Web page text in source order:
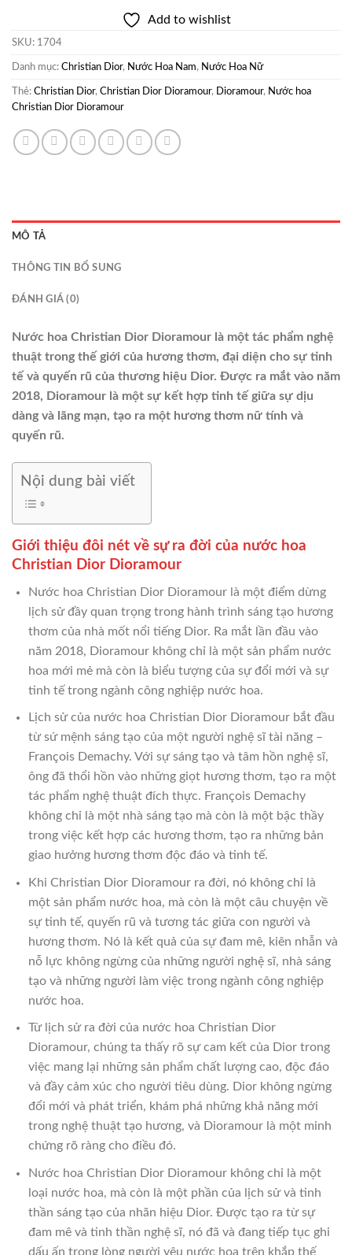
Add to wishlist
SKU: 1704
Danh mục: Christian Dior, Nước Hoa Nam, Nước Hoa Nữ
Thẻ: Christian Dior, Christian Dior Dioramour, Dioramour, Nước hoa
Christian Dior Dioramour
MÔ TẢ
THÔNG TIN BỔ SUNG
ĐÁNH GIÁ (0)
Nước hoa Christian Dior Dioramour là một tác phẩm nghệ
thuật trong thế giới của hương thơm, đại diện cho sự tinh
tế và quyến rũ của thương hiệu Dior. Được ra mắt vào năm
2018, Dioramour là một sự kết hợp tinh tế giữa sự dịu
dàng và lãng mạn, tạo ra một hương thơm nữ tính và
quyến rũ.
Nội dung bài viết
Giới thiệu đôi nét về sự ra đời của nước hoa
Christian Dior Dioramour
Nước hoa Christian Dior Dioramour là một điểm dừng
lịch sử đầy quan trọng trong hành trình sáng tạo hương
thơm của nhà mốt nổi tiếng Dior. Ra mắt lần đầu vào
năm 2018, Dioramour không chỉ là một sản phẩm nước
hoa mới mẻ mà còn là biểu tượng của sự đổi mới và sự
tinh tế trong ngành công nghiệp nước hoa.
Lịch sử của nước hoa Christian Dior Dioramour bắt đầu
từ sứ mệnh sáng tạo của một người nghệ sĩ tài năng –
François Demachy. Với sự sáng tạo và tâm hồn nghệ sĩ,
ông đã thổi hồn vào những giọt hương thơm, tạo ra một
tác phẩm nghệ thuật đích thực. François Demachy
không chỉ là một nhà sáng tạo mà còn là một bậc thầy
trong việc kết hợp các hương thơm, tạo ra những bản
giao hưởng hương thơm độc đáo và tinh tế.
Khi Christian Dior Dioramour ra đời, nó không chỉ là
một sản phẩm nước hoa, mà còn là một câu chuyện về
sự tinh tế, quyến rũ và tương tác giữa con người và
hương thơm. Nó là kết quả của sự đam mê, kiên nhẫn và
nỗ lực không ngừng của những người nghệ sĩ, nhà sáng
tạo và những người làm việc trong ngành công nghiệp
nước hoa.
Từ lịch sử ra đời của nước hoa Christian Dior
Dioramour, chúng ta thấy rõ sự cam kết của Dior trong
việc mang lại những sản phẩm chất lượng cao, độc đáo
và đầy cảm xúc cho người tiêu dùng. Dior không ngừng
đổi mới và phát triển, khám phá những khả năng mới
trong nghệ thuật tạo hương, và Dioramour là một minh
chứng rõ ràng cho điều đó.
Nước hoa Christian Dior Dioramour không chỉ là một
loại nước hoa, mà còn là một phần của lịch sử và tinh
thần sáng tạo của nhãn hiệu Dior. Được tạo ra từ sự
đam mê và tinh thần nghệ sĩ, nó đã và đang tiếp tục ghi
dấu ấn trong lòng người yêu nước hoa trên khắp thế